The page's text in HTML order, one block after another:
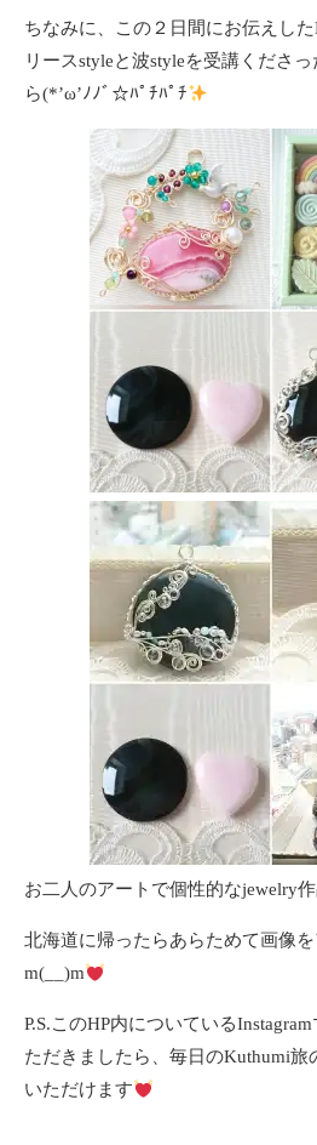
ちなみに、この２日間にお伝えし
リースstyleと波styleを受講くださ
ら(*’ω’ﾉﾉﾞ☆ﾊﾟﾁﾊﾟﾁ
お二人のアートで個性的なjewelry
北海道に帰ったらあらためて画像
m(__)m
P.S.このHP内についている
ただきましたら、毎日のKuthumi旅
いただけます